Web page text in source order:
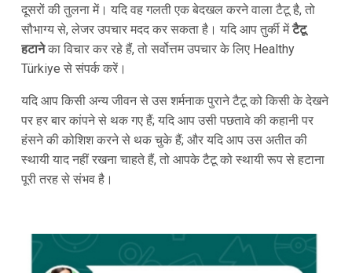
दूसरों की तुलना में। यदि वह गलती एक बेदखल करने वाला टैटू है, तो
सौभाग्य से, लेजर उपचार मदद कर सकता है। यदि आप तुर्की मेंटैटू
हटानेका विचार कर रहे हैं, तो सर्वोत्तम उपचार के लिए Healthy
Türkiye से संपर्क करें।
यदि आप किसी अन्य जीवन से उस शर्मनाक पुराने टैटू को किसी के देखने
पर हर बार कांपने से थक गए हैं; यदि आप उसी पछतावे की कहानी पर
हंसने की कोशिश करने से थक चुके हैं; और यदि आप उस अतीत की
स्थायी याद नहीं रखना चाहते हैं, तो आपके टैटू को स्थायी रूप से हटाना
पूरी तरह से संभव है।